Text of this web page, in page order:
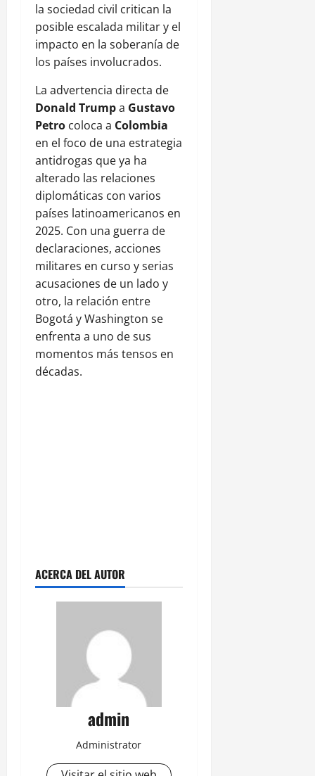
la sociedad civil critican la
posible escalada militar y el
impacto en la soberanía de
los países involucrados.
La advertencia directa de
Donald Trumpa Gustavo
Petro coloca a Colombia
en el foco de una estrategia
antidrogas que ya ha
alterado las relaciones
diplomáticas con varios
países latinoamericanos en
2025. Con una guerra de
declaraciones, acciones
militares en curso y serias
acusaciones de un lado y
otro, la relación entre
Bogotá y Washington se
enfrenta a uno de sus
momentos más tensos en
décadas.
ACERCA DEL AUTOR
admin
Administrator